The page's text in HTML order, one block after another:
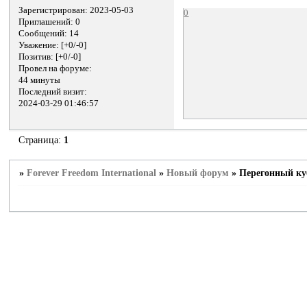
Зарегистрирован: 2023-05-03
Приглашений: 0
Сообщений: 14
Уважение: [+0/-0]
Позитив: [+0/-0]
Провел на форуме:
44 минуты
Последний визит:
2024-03-29 01:46:57
0
Страница: 1
»Forever Freedom International »Новый форум »Перегонный